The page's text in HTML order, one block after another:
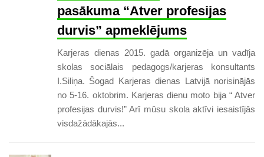
pasākuma “Atver profesijas
durvis” apmeklējums
Karjeras dienas 2015. gadā organizēja un vadīja
skolas sociālais pedagogs/karjeras konsultants
I.Siliņa. Šogad Karjeras dienas Latvijā norisinājās
no 5-16. oktobrim. Karjeras dienu moto bija “ Atver
profesijas durvis!” Arī mūsu skola aktīvi iesaistījās
visdažādākajās...